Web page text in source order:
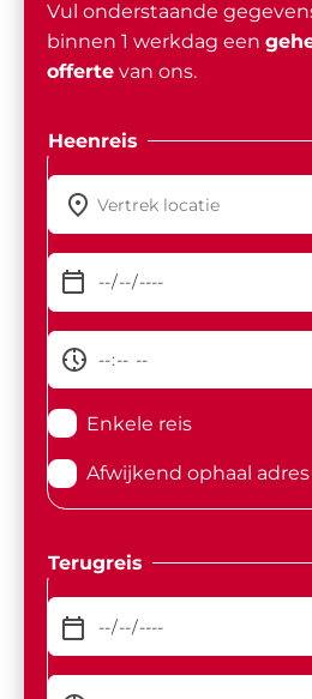
Vul onderstaande
binnen 1 werkdag een
offertevan ons.
Heenreis
Enkele reis
Afwijkend ophaal adres
Terugreis